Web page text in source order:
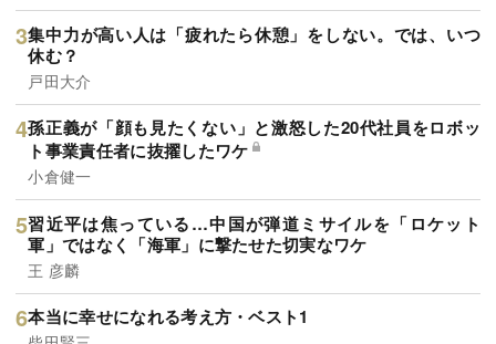
集中力が高い人は「疲れたら休憩」をしない。では、いつ
休む？
戸田大介
孫正義が「顔も見たくない」と激怒した20代社員をロボッ
ト事業責任者に抜擢したワケ
小倉健一
習近平は焦っている…中国が弾道ミサイルを「ロケット
軍」ではなく「海軍」に撃たせた切実なワケ
王 彦麟
本当に幸せになれる考え方・ベスト1